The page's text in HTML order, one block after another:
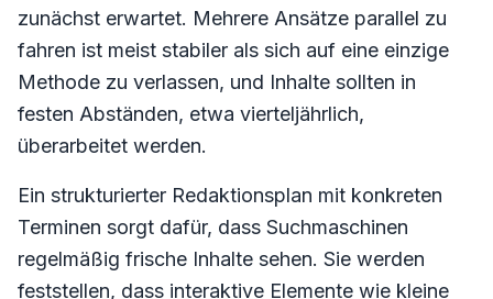
zunächst erwartet. Mehrere Ansätze parallel zu
fahren ist meist stabiler als sich auf eine einzige
Methode zu verlassen, und Inhalte sollten in
festen Abständen, etwa vierteljährlich,
überarbeitet werden.
Ein strukturierter Redaktionsplan mit konkreten
Terminen sorgt dafür, dass Suchmaschinen
regelmäßig frische Inhalte sehen. Sie werden
feststellen, dass interaktive Elemente wie kleine